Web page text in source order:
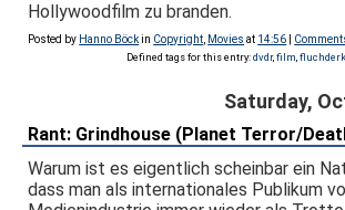
Hollywoodfilm zu branden.
Posted by Hanno Böckin Copyright Movies at 14:56
Defined tags for this entry:dvdr,film
Saturday,
Rant: Grindhouse (Planet Terror/
Warum ist es eigentlich scheinbar ein
dass man als internationales Publikum